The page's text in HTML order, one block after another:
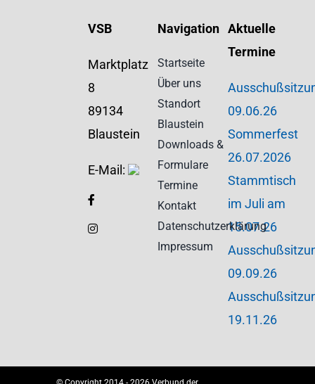
VSB
Marktplatz
8
89134
Blaustein
E-Mail:
Navigation
Startseite
Über uns
Standort
Blaustein
Downloads &
Formulare
Termine
Kontakt
Datenschutzerklärung
Impressum
Aktuelle
Termine
09.06.26
Sommerfest
26.07.2026
Stammtisch
im Juli am
15.07.26
09.09.26
19.11.26